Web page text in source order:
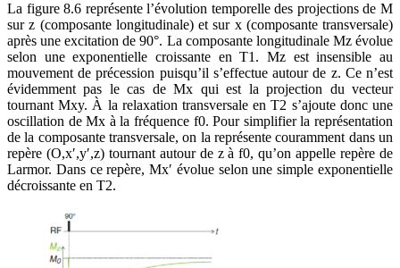
La figure 8.6 représente l’évolution temporelle des projections de M
sur z (composante longitudinale) et sur x (composante transversale)
après une excitation de 90°. La composante longitudinale Mz évolue
selon une exponentielle croissante en T1. Mz est insensible au
mouvement de précession puisqu’il s’effectue autour de z. Ce n’est
évidemment pas le cas de Mx qui est la projection du vecteur
tournant Mxy. À la relaxation transversale en T2 s’ajoute donc une
oscillation de Mx à la fréquence f0. Pour simplifier la représentation
de la composante transversale, on la représente couramment dans un
repère (O,x′,y′,z) tournant autour de z à f0, qu’on appelle repère de
Larmor. Dans ce repère, Mx′ évolue selon une simple exponentielle
décroissante en T2.